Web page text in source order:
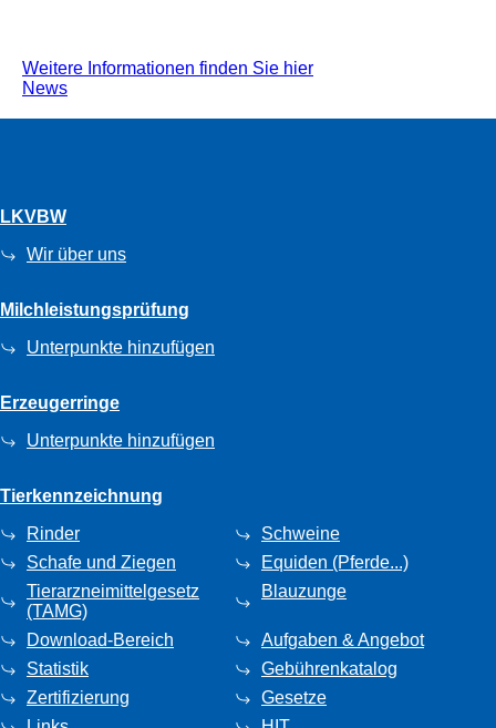
Weitere Informationen finden Sie hier
News
LKVBW
Wir über uns
Milchleistungsprüfung
Unterpunkte hinzufügen
Erzeugerringe
Unterpunkte hinzufügen
Tierkennzeichnung
Rinder
Schweine
Schafe und Ziegen
Equiden (Pferde...)
Tierarzneimittelgesetz
(TAMG)
Blauzunge
Download-Bereich
Aufgaben & Angebot
Statistik
Gebührenkatalog
Zertifizierung
Gesetze